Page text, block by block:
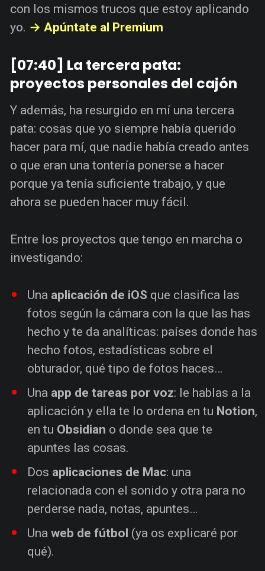
con los mismos trucos que estoy aplicando
yo. → Apúntate al Premium
[07:40] La tercera pata:
proyectos personales del cajón
Y además, ha resurgido en mí una tercera
pata: cosas que yo siempre había querido
hacer para mí, que nadie había creado antes
o que eran una tontería ponerse a hacer
porque ya tenía suficiente trabajo, y que
ahora se pueden hacer muy fácil.
Entre los proyectos que tengo en marcha o
investigando:
Una aplicación de iOS que clasifica las
fotos según la cámara con la que las has
hecho y te da analíticas: países donde has
hecho fotos, estadísticas sobre el
obturador, qué tipo de fotos haces…
Una app de tareas por voz: le hablas a la
aplicación y ella te lo ordena en tu Notion,
en tu Obsidian o donde sea que te
apuntes las cosas.
Dos aplicaciones de Mac: una
relacionada con el sonido y otra para no
perderse nada, notas, apuntes…
Una web de fútbol (ya os explicaré por
qué).